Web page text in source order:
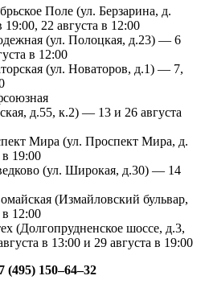
Поле (ул. Берзарина, д.
22 августа в 12:00
(ул. Полоцкая, д.23) — 6
в 12:00
(ул. Новаторов, д.1) — 7,
д.55, к.2) — 13 и 26 августа
Мира (ул. Проспект Мира, д.
19:00
(ул. Широкая, д.30) — 14
(Измайловский бульвар,
12:00
(Долгопрудненское шоссе, д.3,
в 13:00 и 29 августа в 19:00
(495) 150–64–32